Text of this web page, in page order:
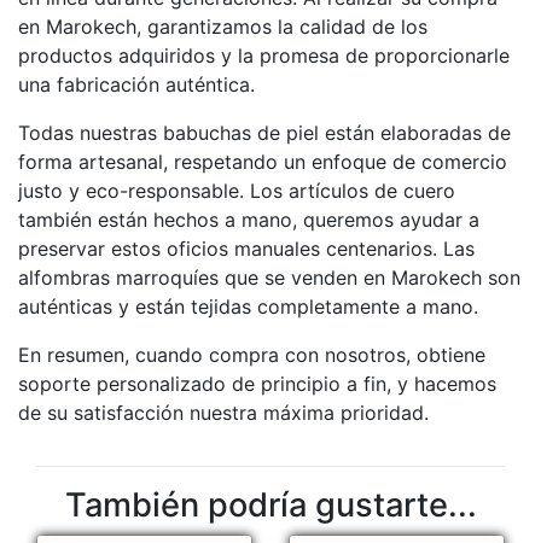
en Marokech, garantizamos la calidad de los
productos adquiridos y la promesa de proporcionarle
una fabricación auténtica.
Todas nuestras babuchas de piel están elaboradas de
forma artesanal, respetando un enfoque de comercio
justo y eco-responsable. Los artículos de cuero
también están hechos a mano, queremos ayudar a
preservar estos oficios manuales centenarios. Las
alfombras marroquíes que se venden en Marokech son
auténticas y están tejidas completamente a mano.
En resumen, cuando compra con nosotros, obtiene
soporte personalizado de principio a fin, y hacemos
de su satisfacción nuestra máxima prioridad.
También podría gustarte...